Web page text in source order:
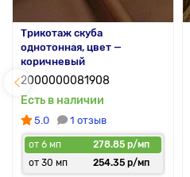
Трикотаж скуба
однотонная, цвет —
коричневый
2000000081908
Есть в наличии
5.0 1 отзыв
от 6 мп
278.85 р/мп
от 30 мп
254.35 р/мп